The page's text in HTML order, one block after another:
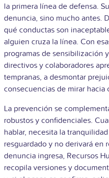
la primera línea de defensa.
denuncia, sino mucho antes.
qué conductas son
alguien cruza la línea. Con
programas de sensibilización
directivos y colaboradores
tempranas, a desmontar
consecuencias de mirar hacia
La prevención se
robustos y confidenciales.
hablar, necesita la
resguardado y no derivará en
denuncia ingresa, Recursos
recopila versiones y